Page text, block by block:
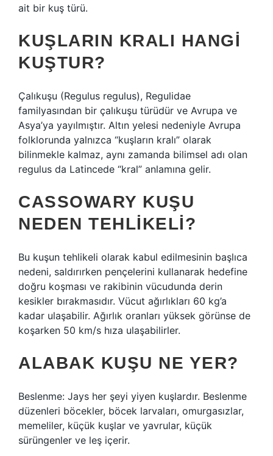
ait bir kuş türü.
KUŞLARIN KRALI HANGI
KUŞTUR?
Çalıkuşu (Regulus regulus), Regulidae
familyasından bir çalıkuşu türüdür ve Avrupa ve
Asya’ya yayılmıştır. Altın yelesi nedeniyle Avrupa
folklorunda yalnızca “kuşların kralı” olarak
bilinmekle kalmaz, aynı zamanda bilimsel adı olan
regulus da Latincede “kral” anlamına gelir.
CASSOWARY KUŞU
NEDEN TEHLIKELI?
Bu kuşun tehlikeli olarak kabul edilmesinin başlıca
nedeni, saldırırken pençelerini kullanarak hedefine
doğru koşması ve rakibinin vücudunda derin
kesikler bırakmasıdır. Vücut ağırlıkları 60 kg’a
kadar ulaşabilir. Ağırlık oranları yüksek görünse de
koşarken 50 km/s hıza ulaşabilirler.
ALABAK KUŞU NE YER?
Beslenme: Jays her şeyi yiyen kuşlardır. Beslenme
düzenleri böcekler, böcek larvaları, omurgasızlar,
memeliler, küçük kuşlar ve yavrular, küçük
sürüngenler ve leş içerir.